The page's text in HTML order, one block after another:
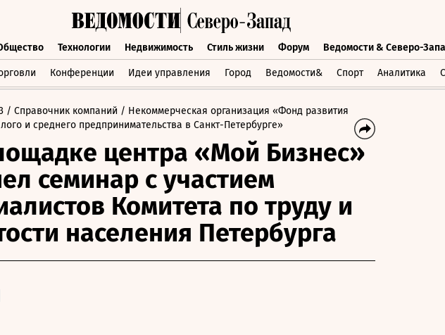
Технологии Недвижимость Стиль жизни Форум Ведомости & Северо-
Конференции Идеи управления Город Ведомости& Спорт Аналитика
Общество Технологии Недвижимость Стиль жизни Форум Ведомости & Северо-
/ Справочник компаний / Некоммерческая организация «Фонд развития
и среднего предпринимательства в Санкт-Петербурге»
центра «Мой Бизнес»
семинар с участием
Комитета по труду и
населения Петербурга